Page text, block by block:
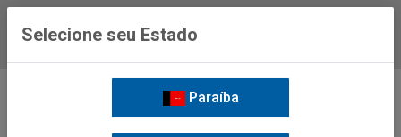
Selecione seu Estado
Paraíba